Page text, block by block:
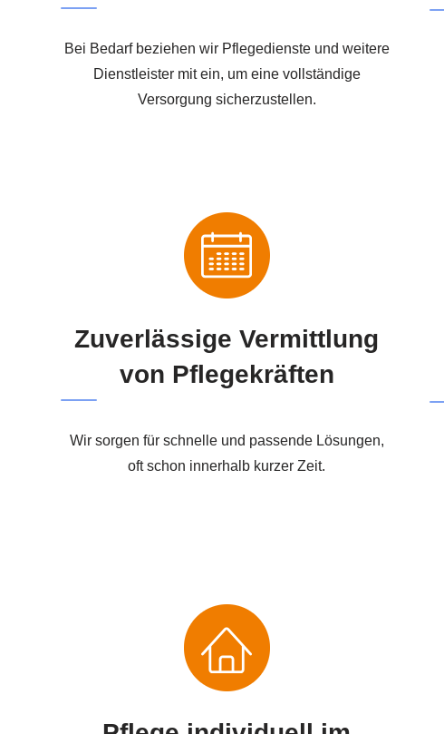
Bei Bedarf beziehen wir Pflegedienste und weitere
Dienstleister mit ein, um eine vollständige
Versorgung sicherzustellen.
Zuverlässige Vermittlung
von Pflegekräften
Wir sorgen für schnelle und passende Lösungen,
oft schon innerhalb kurzer Zeit.